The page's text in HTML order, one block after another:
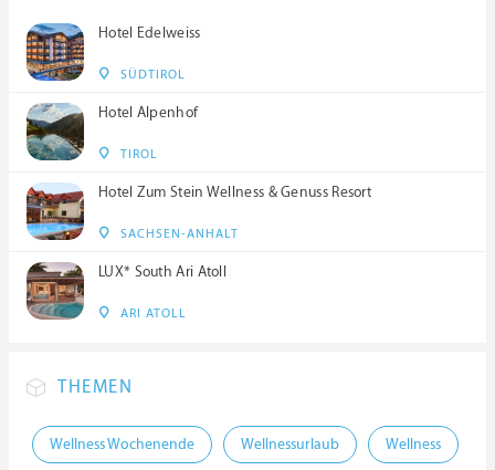
Hotel Edelweiss
SÜDTIROL
Hotel Alpenhof
TIROL
Hotel Zum Stein Wellness & Genuss Resort
SACHSEN-ANHALT
LUX* South Ari Atoll
ARI ATOLL
THEMEN
Wellness Wochenende Wellnessurlaub Wellness